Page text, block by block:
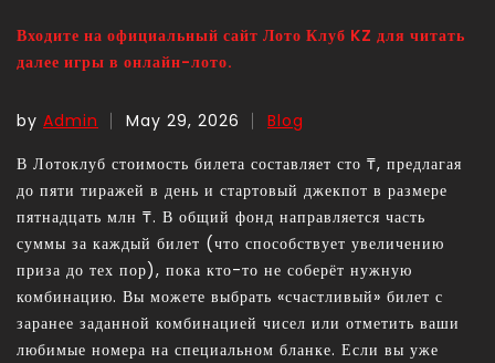
Входите на официальный сайт Лото Клуб KZ для читать
далее игры в онлайн-лото.
by Admin May 29, 2026
Blog
В Лотоклуб стоимость билета составляет сто ₸, предлагая
до пяти тиражей в день и стартовый джекпот в размере
пятнадцать млн ₸. В общий фонд направляется часть
суммы за каждый билет (что способствует увеличению
приза до тех пор), пока кто-то не соберёт нужную
комбинацию. Вы можете выбрать «счастливый» билет с
заранее заданной комбинацией чисел или отметить ваши
любимые номера на специальном бланке. Если вы уже